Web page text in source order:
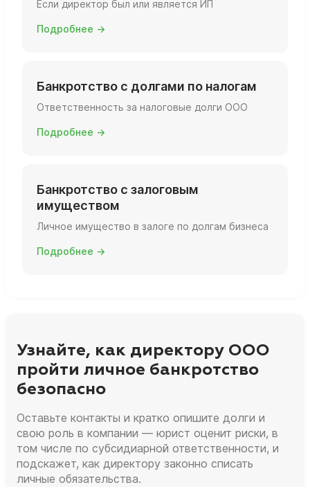
Если директор был или является ИП
Подробнее →
Банкротство с долгами по налогам
Ответственность за налоговые долги ООО
Подробнее →
Банкротство с залоговым
имуществом
Личное имущество в залоге по долгам бизнеса
Подробнее →
Узнайте, как директору ООО
пройти личное банкротство
безопасно
Оставьте контакты и кратко опишите долги и
свою роль в компании — юрист оценит риски, в
том числе по субсидиарной ответственности, и
подскажет, как директору законно списать
личные обязательства.